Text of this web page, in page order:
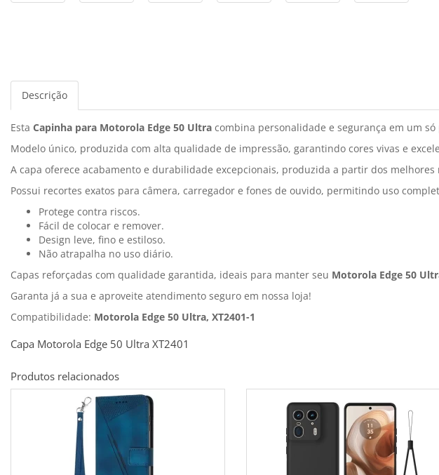
Descrição
Esta Capinha para Motorola Edge 50 Ultra combina personalidade e segurança em um
Modelo único, produzida com alta qualidade de impressão, garantindo cores vivas e
A capa oferece acabamento e durabilidade excepcionais, produzida a partir dos melhores
Possui recortes exatos para câmera, carregador e fones de ouvido, permitindo uso
Protege contra riscos.
Fácil de colocar e remover.
Design leve, fino e estiloso.
Não atrapalha no uso diário.
Capas reforçadas com qualidade garantida, ideais para manter seu Motorola Edge 50
Garanta já a sua e aproveite atendimento seguro em nossa loja!
Compatibilidade: Motorola Edge 50 Ultra, XT2401-1
Capa Motorola Edge 50 Ultra XT2401
Produtos relacionados